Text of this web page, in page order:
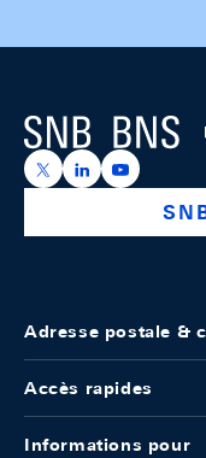
Logo
https://x.com/
https://https://
Adresse postale &
Accès rapides
Informations pour